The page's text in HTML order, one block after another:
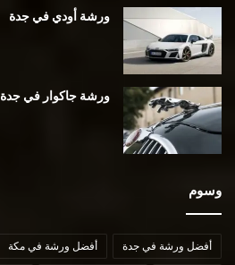
ورشة أودي في جدة
ورشة جاكوار في جدة
وسوم
أفضل ورشة في جدة أفضل ورشة في مكة